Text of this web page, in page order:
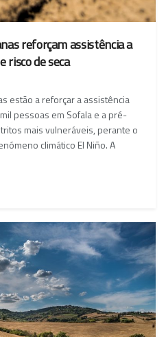
reforçam assistência a
risco de seca
estão a reforçar a assistência
pessoas em Sofala e a pré-
mais vulneráveis, perante o
climático El Niño. A